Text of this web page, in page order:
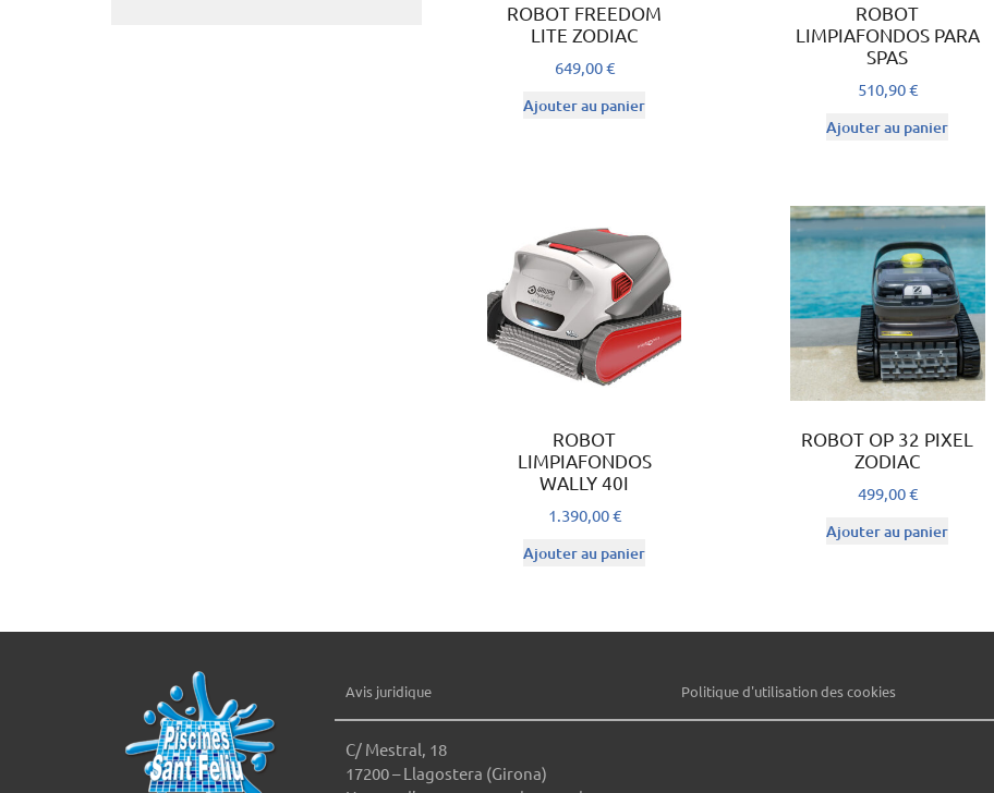
ROBOT FREEDOM
LITE ZODIAC
649,00€
Ajouter au panier
ROBOT
LIMPIAFONDOS PARA
SPAS
510,90€
Ajouter au panier
ROBOT
LIMPIAFONDOS
WALLY 40I
1.390,00€
Ajouter au panier
ROBOT OP 32 PIXEL
ZODIAC
499,00€
Ajouter au panier
Avis juridique Politique d'utilisation des cookies
C/ Mestral, 18
17200 – Llagostera (Girona)